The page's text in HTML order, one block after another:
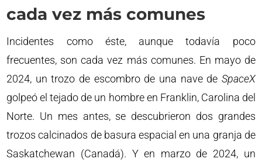
cada vez más comunes
Incidentes como éste, aunque todavía poco
frecuentes, son cada vez más comunes. En mayo de
2024, un trozo de escombro de una nave de SpaceX
golpeó el tejado de un hombre en Franklin, Carolina del
Norte. Un mes antes, se descubrieron dos grandes
trozos calcinados de basura espacial en una granja de
Saskatchewan (Canadá). Y en marzo de 2024, un